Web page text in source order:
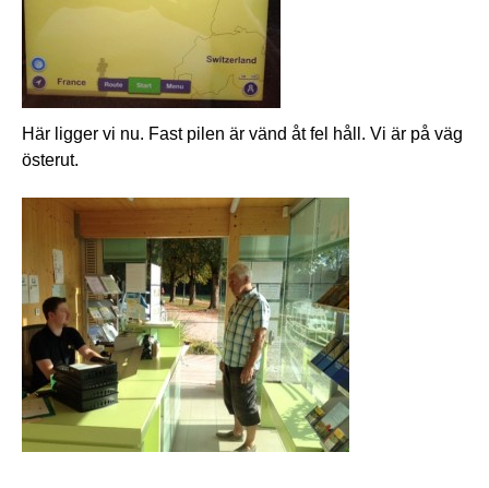
Här ligger vi nu. Fast pilen är vänd åt fel håll. Vi är på väg
österut.